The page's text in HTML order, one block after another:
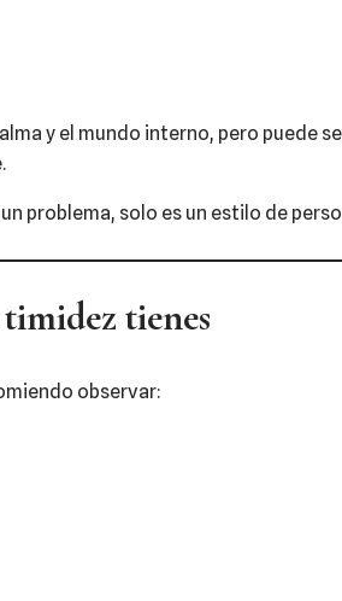
y el mundo interno, pero puede
problema, solo es un estilo de
tienes
observar: